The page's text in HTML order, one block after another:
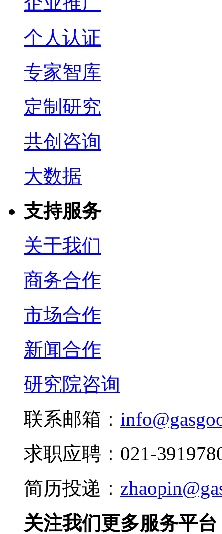
个人认证
专家智库
定制研究
共创咨询
大数据
支持服务
关于我们
商务合作
市场合作
新闻合作
研究院咨询
联系邮箱：
求职应聘：021-
简历投递：
关注我们更多服务平台